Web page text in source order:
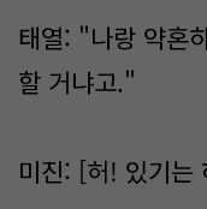
태열: "나랑 약혼
할 거냐고."
미진: [허! 있기는